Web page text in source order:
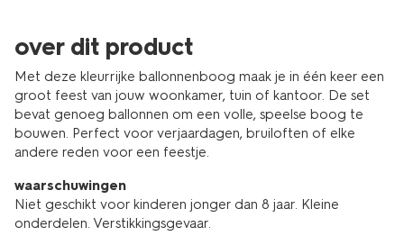
over dit product
Met deze kleurrijke ballonnenboog maak je in één keer een
groot feest van jouw woonkamer, tuin of kantoor. De set
bevat genoeg ballonnen om een volle, speelse boog te
bouwen. Perfect voor verjaardagen, bruiloften of elke
andere reden voor een feestje.
waarschuwingen
Niet geschikt voor kinderen jonger dan 8 jaar. Kleine
onderdelen. Verstikkingsgevaar.